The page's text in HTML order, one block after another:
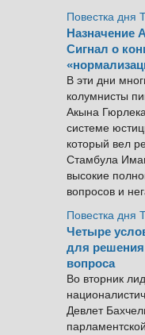
Повестка дня
Назначение
Сигнал о
В эти дни
колумнисты
Акына
системе
который вел
Стамбула
высокие
вопросов и
Повестка дня
Четыре
для решения
вопроса
Во вторник
Девлет